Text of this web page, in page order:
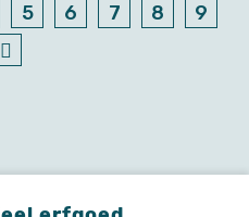
5 6 7 8 9